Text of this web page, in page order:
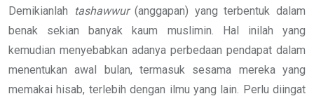
Demikianlah tashawwur(anggapan) yang terbentuk dalam
benak sekian banyak kaum muslimin. Hal inilah yang
kemudian menyebabkan adanya perbedaan pendapat dalam
menentukan awal bulan, termasuk sesama mereka yang
memakai hisab, terlebih dengan ilmu yang lain. Perlu diingat